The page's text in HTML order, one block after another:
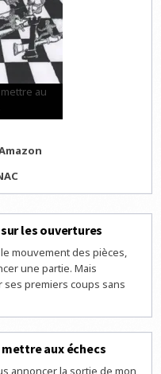
au
les ouvertures
mouvement des pièces,
une partie. Mais
premiers coups sans
mettre aux échecs